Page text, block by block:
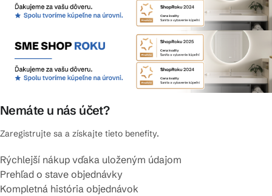
Nemáte u nás účet?
Zaregistrujte sa a získajte tieto benefity.
Rýchlejší nákup vďaka uloženým údajom
Prehľad o stave objednávky
Kompletná história objednávok